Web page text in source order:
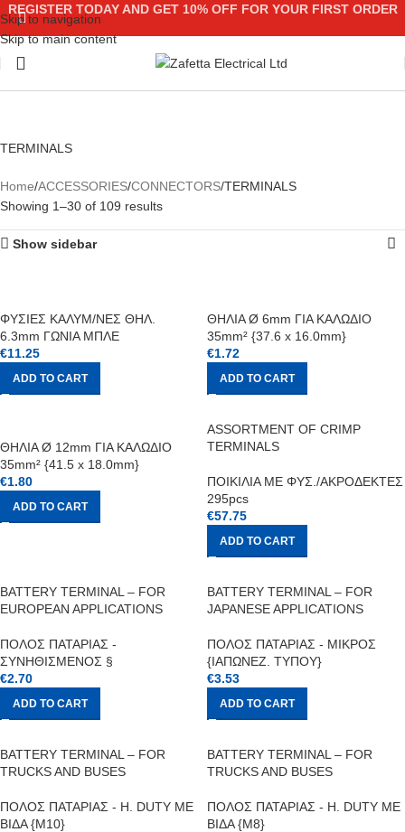
Skip to navigation
Skip to main content
REGISTER TODAY AND GET 10% OFF FOR YOUR FIRST ORDER
TERMINALS
Home ACCESSORIES CONNECTORS TERMINALS
Showing 1–30 of 109 results
Show sidebar
ΦΥΣΙΕΣ ΚΑΛΥΜ/ΝΕΣ ΘΗΛ.
6.3mm ΓΩΝΙΑ ΜΠΛΕ
€11.25
ADD TO CART
ΘΗΛΙΑ Ø 6mm ΓΙΑ ΚΑΛΩΔΙΟ
35mm² {37.6 x 16.0mm}
€1.72
ADD TO CART
ΘΗΛΙΑ Ø 12mm ΓΙΑ ΚΑΛΩΔΙΟ
35mm² {41.5 x 18.0mm}
€1.80
ADD TO CART
ASSORTMENT OF CRIMP
TERMINALS
ΠΟΙΚΙΛΙΑ ΜΕ ΦΥΣ./ΑΚΡΟΔΕΚΤΕΣ
295pcs
€57.75
ADD TO CART
BATTERY TERMINAL – FOR
EUROPEAN APPLICATIONS
ΠΟΛΟΣ ΠΑΤΑΡΙΑΣ -
ΣΥΝΗΘΙΣΜΕΝΟΣ §
€2.70
ADD TO CART
BATTERY TERMINAL – FOR
JAPANESE APPLICATIONS
ΠΟΛΟΣ ΠΑΤΑΡΙΑΣ - ΜΙΚΡΟΣ
{ΙΑΠΩΝΕΖ. ΤΥΠΟΥ}
€3.53
ADD TO CART
BATTERY TERMINAL – FOR
TRUCKS AND BUSES
ΠΟΛΟΣ ΠΑΤΑΡΙΑΣ - H. DUTY ΜΕ
ΒΙΔΑ {M10}
BATTERY TERMINAL – FOR
TRUCKS AND BUSES
ΠΟΛΟΣ ΠΑΤΑΡΙΑΣ - H. DUTY ΜΕ
ΒΙΔΑ {M8}